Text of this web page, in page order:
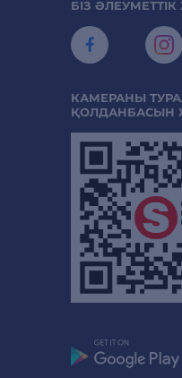
БІЗ
КАМЕРАНЫ
ҚОЛДАНБАСЫН